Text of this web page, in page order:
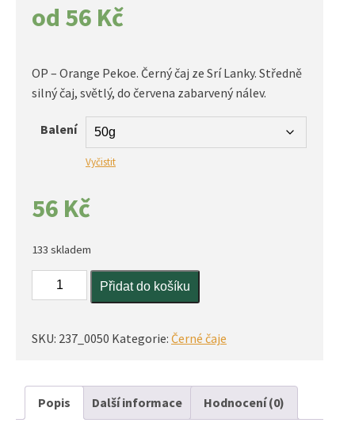
od 56 Kč
OP – Orange Pekoe. Černý čaj ze Srí Lanky. Středně
silný čaj, světlý, do červena zabarvený nálev.
Balení
Vyčistit
56 Kč
133 skladem
Ceylon
OP
Přidat do košíku
SKU: 237_0050 Kategorie: Černé čaje
Popis Další informace Hodnocení (0)